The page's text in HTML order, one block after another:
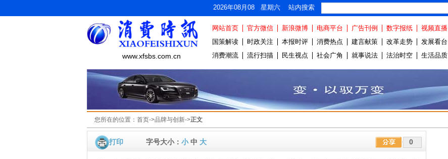
2026年08月08 星期六 站内搜索
www.xfsbs.com.cn
网站首页 官方微信 新浪微博 电商平台 广告刊例 数字报纸 视频直播
国策解读
时政关注 本报时评 消费热点 建言献策 改革走势 发展看台
消费潮流
流行扫描 民生视点 社会广角 就事说法 法治时空 生活品质
您所在的位置： 首页->品牌与创新->正文
打印 字号大小： 小中 大 0